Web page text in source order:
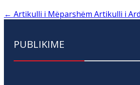
← Artikulli i Mëparshëm Artikulli i
PUBLIKIME